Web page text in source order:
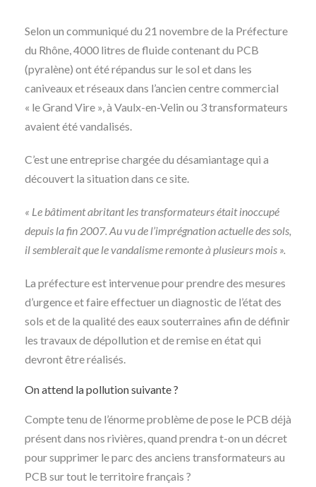
Selon un communiqué du 21 novembre de la Préfecture
du Rhône, 4000 litres de fluide contenant du PCB
(pyralène) ont été répandus sur le sol et dans les
caniveaux et réseaux dans l’ancien centre commercial
« le Grand Vire », à Vaulx-en-Velin ou 3 transformateurs
avaient été vandalisés.
C’est une entreprise chargée du désamiantage qui a
découvert la situation dans ce site.
« Le bâtiment abritant les transformateurs était inoccupé
depuis la fin 2007. Au vu de l’imprégnation actuelle des sols,
il semblerait que le vandalisme remonte à plusieurs mois ».
La préfecture est intervenue pour prendre des mesures
d’urgence et faire effectuer un diagnostic de l’état des
sols et de la qualité des eaux souterraines afin de définir
les travaux de dépollution et de remise en état qui
devront être réalisés.
On attend la pollution suivante ?
Compte tenu de l’énorme problème de pose le PCB déjà
présent dans nos rivières, quand prendra t-on un décret
pour supprimer le parc des anciens transformateurs au
PCB sur tout le territoire français ?